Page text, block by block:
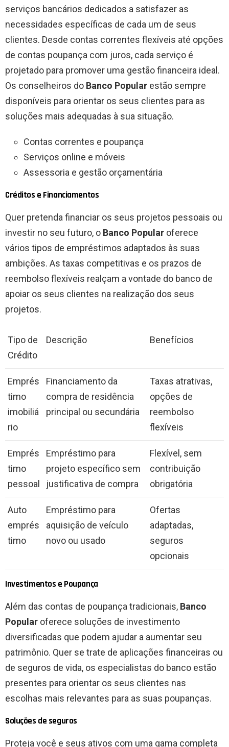
serviços bancários dedicados a satisfazer as
necessidades específicas de cada um de seus
clientes. Desde contas correntes flexíveis até opções
de contas poupança com juros, cada serviço é
projetado para promover uma gestão financeira ideal.
Os conselheiros do Banco Popular estão sempre
disponíveis para orientar os seus clientes para as
soluções mais adequadas à sua situação.
Contas correntes e poupança
Serviços online e móveis
Assessoria e gestão orçamentária
Créditos e Financiamentos
Quer pretenda financiar os seus projetos pessoais ou
investir no seu futuro, o Banco Popular oferece
vários tipos de empréstimos adaptados às suas
ambições. As taxas competitivas e os prazos de
reembolso flexíveis realçam a vontade do banco de
apoiar os seus clientes na realização dos seus
projetos.
Tipo de
Crédito
Descrição Benefícios
Emprés
timo
imobiliá
rio
Financiamento da
compra de residência
principal ou secundária
Taxas atrativas,
opções de
reembolso
flexíveis
Emprés
timo
pessoal
Empréstimo para
projeto específico sem
justificativa de compra
Flexível, sem
contribuição
obrigatória
Auto
emprés
timo
Empréstimo para
aquisição de veículo
novo ou usado
Ofertas
adaptadas,
seguros
opcionais
Investimentos e Poupança
Além das contas de poupança tradicionais, Banco
Popular oferece soluções de investimento
diversificadas que podem ajudar a aumentar seu
patrimônio. Quer se trate de aplicações financeiras ou
de seguros de vida, os especialistas do banco estão
presentes para orientar os seus clientes nas
escolhas mais relevantes para as suas poupanças.
Soluções de seguros
Proteja você e seus ativos com uma gama completa